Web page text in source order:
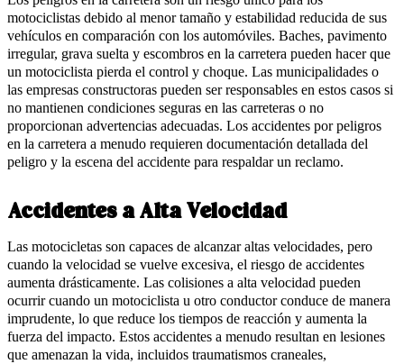
motociclistas debido al menor tamaño y estabilidad reducida de sus
vehículos en comparación con los automóviles. Baches, pavimento
irregular, grava suelta y escombros en la carretera pueden hacer que
un motociclista pierda el control y choque. Las municipalidades o
las empresas constructoras pueden ser responsables en estos casos si
no mantienen condiciones seguras en las carreteras o no
proporcionan advertencias adecuadas. Los accidentes por peligros
en la carretera a menudo requieren documentación detallada del
peligro y la escena del accidente para respaldar un reclamo.
Accidentes a Alta Velocidad
Las motocicletas son capaces de alcanzar altas velocidades, pero
cuando la velocidad se vuelve excesiva, el riesgo de accidentes
aumenta drásticamente. Las colisiones a alta velocidad pueden
ocurrir cuando un motociclista u otro conductor conduce de manera
imprudente, lo que reduce los tiempos de reacción y aumenta la
fuerza del impacto. Estos accidentes a menudo resultan en lesiones
que amenazan la vida, incluidos traumatismos craneales,